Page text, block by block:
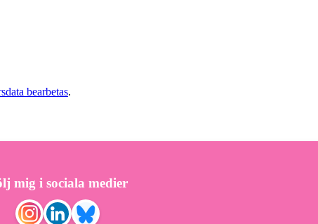
bearbetas.
mig i sociala medier